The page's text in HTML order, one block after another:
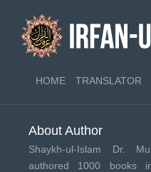
HOME TRANSLATOR
About Author
Shaykh-ul-Islam Dr.
authored 1000 books